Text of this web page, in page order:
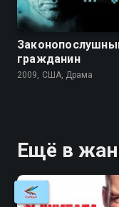
гражданин
2009, США, Драма
Ещё в